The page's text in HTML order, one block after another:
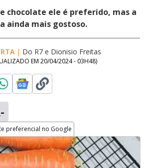
chocolate ele é preferido, mas a
ainda mais gostoso.
| Do R7 e Dionisio Freitas
EM 20/04/2024 - 03H48)
preferencial no Google